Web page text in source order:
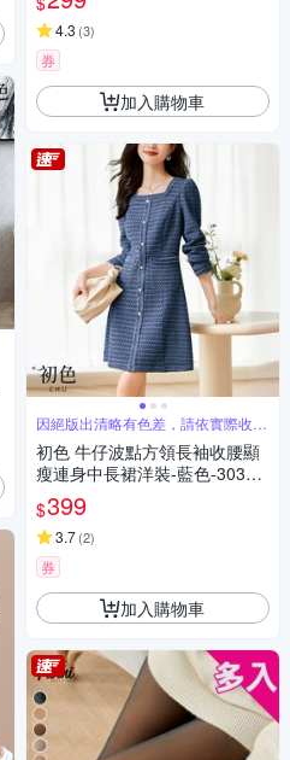
4.3 (3)
券
加入購物車
因絕版出清略有色差，請依實際收到
商品為主
初色 牛仔波點方領長袖收腰顯
瘦連身中長裙洋裝-藍色-30308
(M-2XL可選)
$399
3.7(2)
券
加入購物車